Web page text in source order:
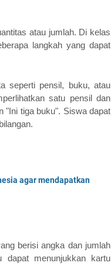
atau jumlah. Di kelas
langkah yang dapat
seperti pensil, buku, atau
satu pensil dan
"Ini tiga buku". Siswa dapat
agar mendapatkan
berisi angka dan jumlah
dapat menunjukkan kartu